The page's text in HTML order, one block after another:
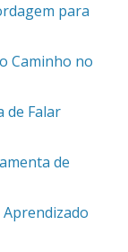
para
Caminho no
de Falar
de